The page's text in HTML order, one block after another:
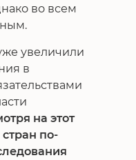
во всем
увеличили
в
на этот
по-